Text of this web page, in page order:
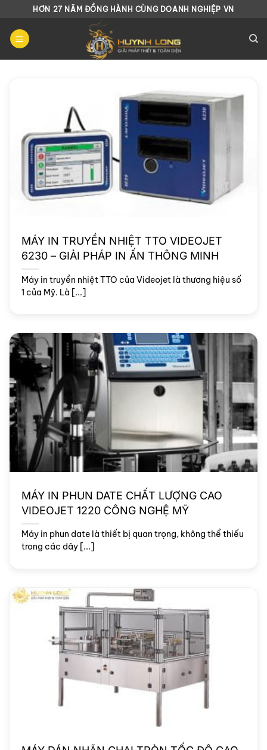
Chuyển
nội
dung
HƠN 27 NĂM ĐỒNG HÀNH CÙNG DOANH NGHIỆP VN
MÁY IN TRUYỀN NHIỆT TTO VIDEOJET
6230 – GIẢI PHÁP IN ẤN THÔNG MINH
Máy in truyền nhiệt TTO của Videojet là thương hiệu số
1 của Mỹ. Là [...]
MÁY IN PHUN DATE CHẤT LƯỢNG CAO
VIDEOJET 1220 CÔNG NGHỆ MỸ
Máy in phun date là thiết bị quan trọng, không thể thiếu
trong các dây [...]